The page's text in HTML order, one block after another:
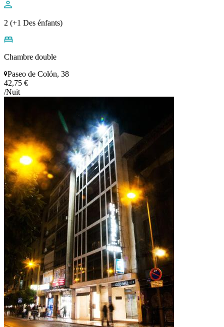
2 (+1 Des énfants)
Chambre double
Paseo de Colón, 38
42,75 €
/Nuit